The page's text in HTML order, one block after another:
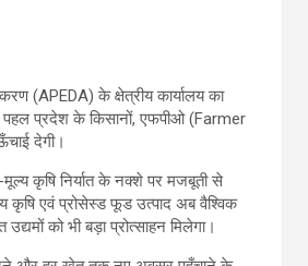
(APEDA) के क्षेत्रीय कार्यालय का
पहल प्रदेश के किसानों, एफपीओ (Farmer
देगी।
कृषि निर्यात के नक्शे पर मजबूती से
कृषि एवं प्रोसेस्ड फूड उत्पाद अब वैश्विक
को भी बड़ा प्रोत्साहन मिलेगा।